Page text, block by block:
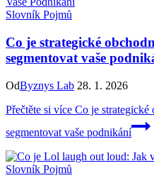
Slovník Pojmů
Co je strategické
segmentovat vaše
OdByznys Lab 28. 1. 2026
Přečtěte si více Co je strategické
segmentovat vaše podnikání
Slovník Pojmů